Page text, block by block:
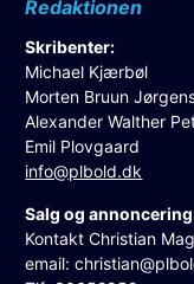
Redaktionen
Skribenter:
Michael Kjærbøl
Morten Bruun
Alexander Walther
Emil Plovgaard
info@plbold.dk
Salg og
Kontakt Christian
email: